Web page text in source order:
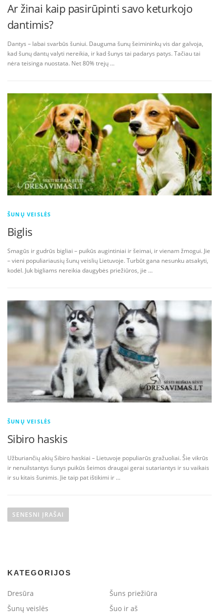
Ar žinai kaip pasirūpinti savo keturkojo
dantimis?
Dantys – labai svarbūs šuniui. Dauguma šunų šeimininkų vis dar galvoja,
kad šunų dantų valyti nereikia, ir kad šunys tai padarys patys. Tačiau tai
nėra teisinga nuostata. Net 80% trejų …
ŠUNŲ VEISLĖS
Biglis
Smagūs ir gudrūs bigliai – puikūs augintiniai ir šeimai, ir vienam žmogui. Jie
– vieni populiariausių šunų veislių Lietuvoje. Turbūt gana nesunku atsakyti,
kodėl. Juk bigliams nereikia daugybės priežiūros, jie …
ŠUNŲ VEISLĖS
Sibiro haskis
Užburiančių akių Sibiro haskiai – Lietuvoje populiarūs gražuoliai. Šie vikrūs
ir nenuilstantys šunys puikūs šeimos draugai gerai sutariantys ir su vaikais
ir su kitais šunimis. Jie taip pat ištikimi ir …
c
i
j
SENESNI ĮRAŠAI
KATEGORIJOS
Dresūra
Šuns priežiūra
Šunų veislės
Šuo ir aš